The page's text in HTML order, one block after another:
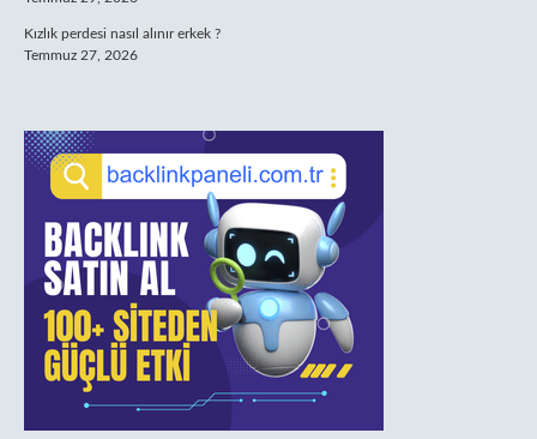
Kızlık perdesi nasıl alınır erkek ?
Temmuz 27, 2026